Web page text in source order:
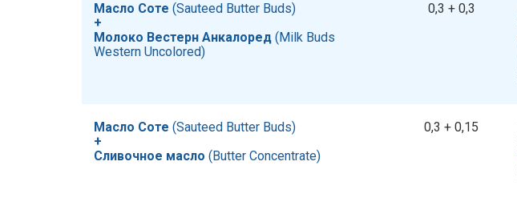
Масло Соте ​​ (Sauteed Butter Buds)
+
Молоко Вестерн Анкалоред ​​ (Milk Buds
Western Uncolored)
0,3 + 0,3
Масло Соте ​​ (Sauteed Butter Buds)
+
Сливочное масло ​​ (Butter Concentrate)
0,3 + 0,15